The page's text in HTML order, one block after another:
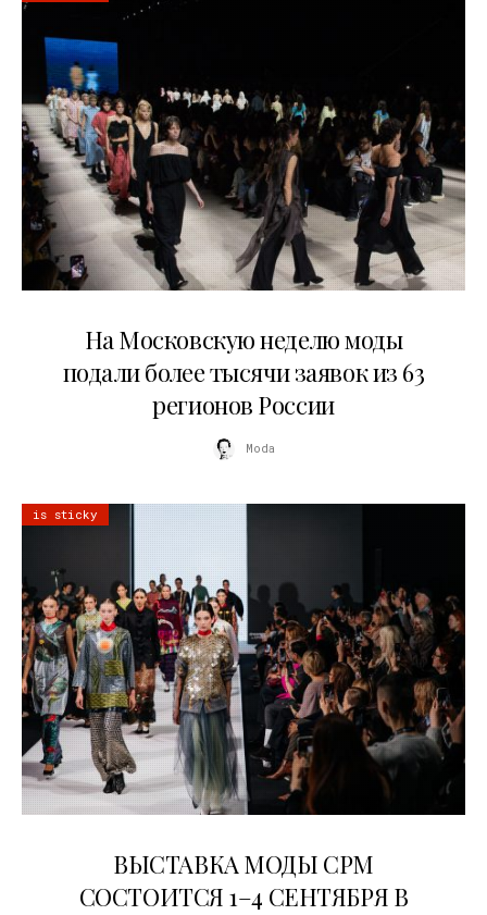
На Московскую неделю моды
подали более тысячи заявок из 63
регионов России
Moda
is sticky
ВЫСТАВКА МОДЫ CPM
СОСТОИТСЯ 1–4 СЕНТЯБРЯ В